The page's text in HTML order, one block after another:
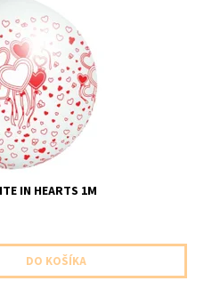
1ks v baleni velkost
IN HEARTS 1M